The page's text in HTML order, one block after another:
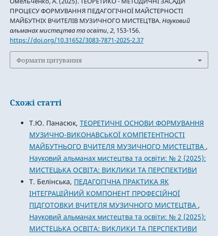
ПРОЦЕСУ ФОРМУВАННЯ ПЕДАГОГІЧНОЇ МАЙСТЕРНОСТІ
МАЙБУТНІХ ВЧИТЕЛІВ МУЗИЧНОГО МИСТЕЦТВА.Науковий
альманах мистецтва та освіти,2, 153-156.
https://doi.org/10.31652/3083-7871-2025-2.37
Формати цитування
Схожі статті
Т.Ю. Панасюк, ТЕОРЕТИЧНІ ОСНОВИ ФОРМУВАННЯ
МУЗИЧНО-ВИКОНАВСЬКОЇ КОМПЕТЕНТНОСТІ
МАЙБУТНЬОГО ВЧИТЕЛЯ МУЗИЧНОГО МИСТЕЦТВА ,
Науковий альманах мистецтва та освіти: № 2 (2025):
МИСТЕЦЬКА ОСВІТА: ВИКЛИКИ ТА ПЕРСПЕКТИВИ
Т. Белінська, ПЕДАГОГІЧНА ПРАКТИКА ЯК
ІНТЕГРАЦІЙНИЙ КОМПОНЕНТ ПРОФЕСІЙНОЇ
ПІДГОТОВКИ ВЧИТЕЛЯ МУЗИЧНОГО МИСТЕЦТВА ,
Науковий альманах мистецтва та освіти: № 2 (2025):
МИСТЕЦЬКА ОСВІТА: ВИКЛИКИ ТА ПЕРСПЕКТИВИ